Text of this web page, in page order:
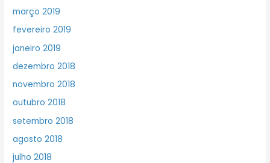
março 2019
fevereiro 2019
janeiro 2019
dezembro 2018
novembro 2018
outubro 2018
setembro 2018
agosto 2018
julho 2018